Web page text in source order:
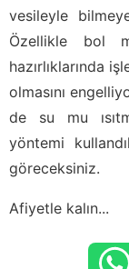
vesileyle
Özellikle bol
hazırlıklarında
olmasını
de su mu
yöntemi
göreceksiniz.
Afiyetle kalın...